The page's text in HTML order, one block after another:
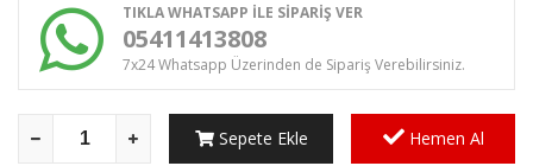
TIKLA WHATSAPP İLE SİPARİŞ VER
05411413808
7x24 Whatsapp Üzerinden de Sipariş Verebilirsiniz.
Sepete Ekle Hemen Al